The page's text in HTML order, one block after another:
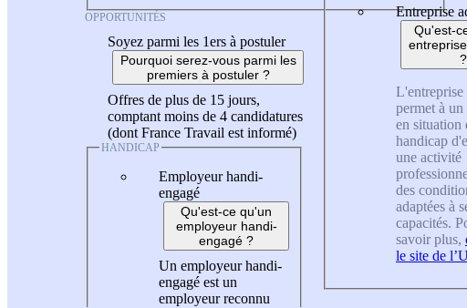
OPPORTUNITÉS
Soyez parmi les 1ers à postuler
Pourquoi serez-vous parmi les
premiers à postuler ?
Offres de plus de 15 jours,
comptant moins de 4 candidatures
(dont France Travail est informé)
HANDICAP
Employeur handi-
engagé
Qu'est-ce qu'un
employeur handi-
engagé ?
Un employeur handi-
engagé est un
employeur reconnu
Entreprise
Qu'est-
?
L'entreprise
permet à
en situation
handicap
une activité
des
adaptées à
capacités.
savoir plus,
le site de